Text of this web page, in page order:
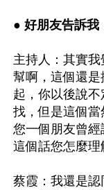
● 好朋友告訴我
主持人：其實
幫啊，這個還
起，你以後說
找，但是這個
您一個朋友曾
這個話您怎麼理
蔡霞：我還是